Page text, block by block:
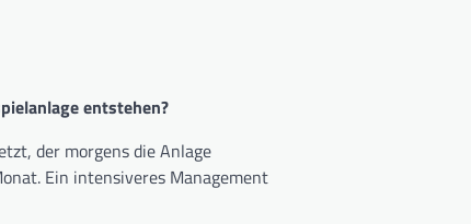
entstehen?
der morgens die Anlage
Ein intensiveres Management